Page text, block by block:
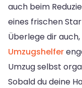
auch beim
eines frischen
Überlege dir
Umzugshelfer
Umzug selbst
Sobald du deine